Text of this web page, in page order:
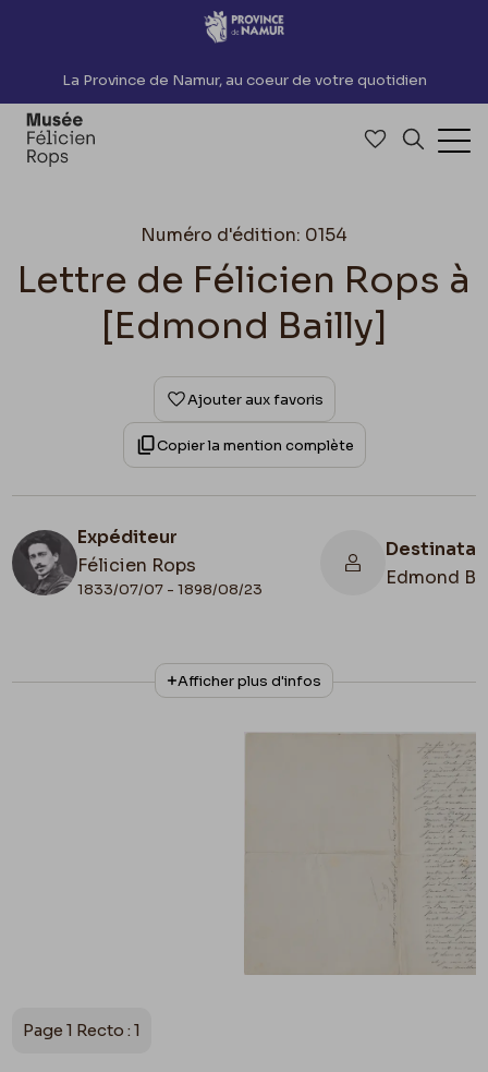
Accèder directement au contenu
La Province de Namur, au coeur de votre quotidien
Accéder à
Numéro d'édition: 0154
Lettre de Félicien Rops à
[Edmond Bailly]
Ajouter aux favoris
Copier la mention complète
Expéditeur
Félicien Rops
1833/07/07 - 1898/08/23
Edmond
N° d'inventaire
LEpr/198
Collationnage
Autographe
Belgique, Province de Namur, musée Félicien
Afficher plus d'infos
Page 1 Recto : 1